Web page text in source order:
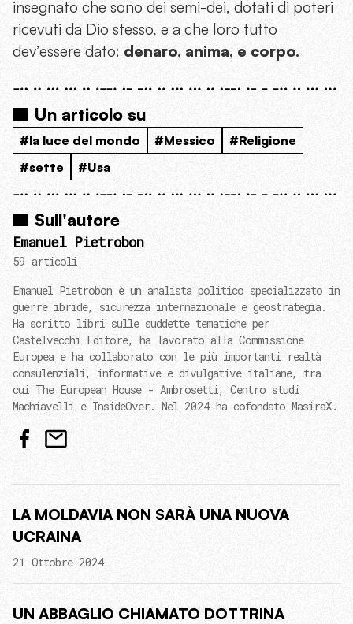
insegnato che sono dei semi-dei, dotati di poteri
ricevuti da Dio stesso, e a che loro tutto
dev’essere dato: denaro, anima, e corpo.
Un articolo su
#la luce del mondo #Messico
#Religione
#sette
#Usa
Sull'autore
Emanuel Pietrobon
59 articoli
Emanuel Pietrobon è un analista politico specializzato in
guerre ibride, sicurezza internazionale e geostrategia.
Ha scritto libri sulle suddette tematiche per
Castelvecchi Editore, ha lavorato alla Commissione
Europea e ha collaborato con le più importanti realtà
consulenziali, informative e divulgative italiane, tra
cui The European House - Ambrosetti, Centro studi
Machiavelli e InsideOver. Nel 2024 ha cofondato MasiraX.
LA MOLDAVIA NON SARÀ UNA NUOVA
UCRAINA
21 Ottobre 2024
UN ABBAGLIO CHIAMATO DOTTRINA